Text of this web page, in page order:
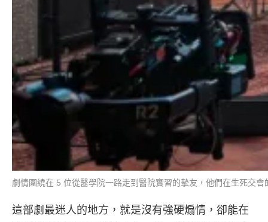
劇情圍繞在 5 位從醫學院一路走到醫院實習的摯友，他們在生死交
這部劇最迷人的地方，就是沒有強硬煽情，卻能在